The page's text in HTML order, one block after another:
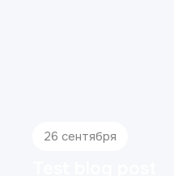
26 сентября